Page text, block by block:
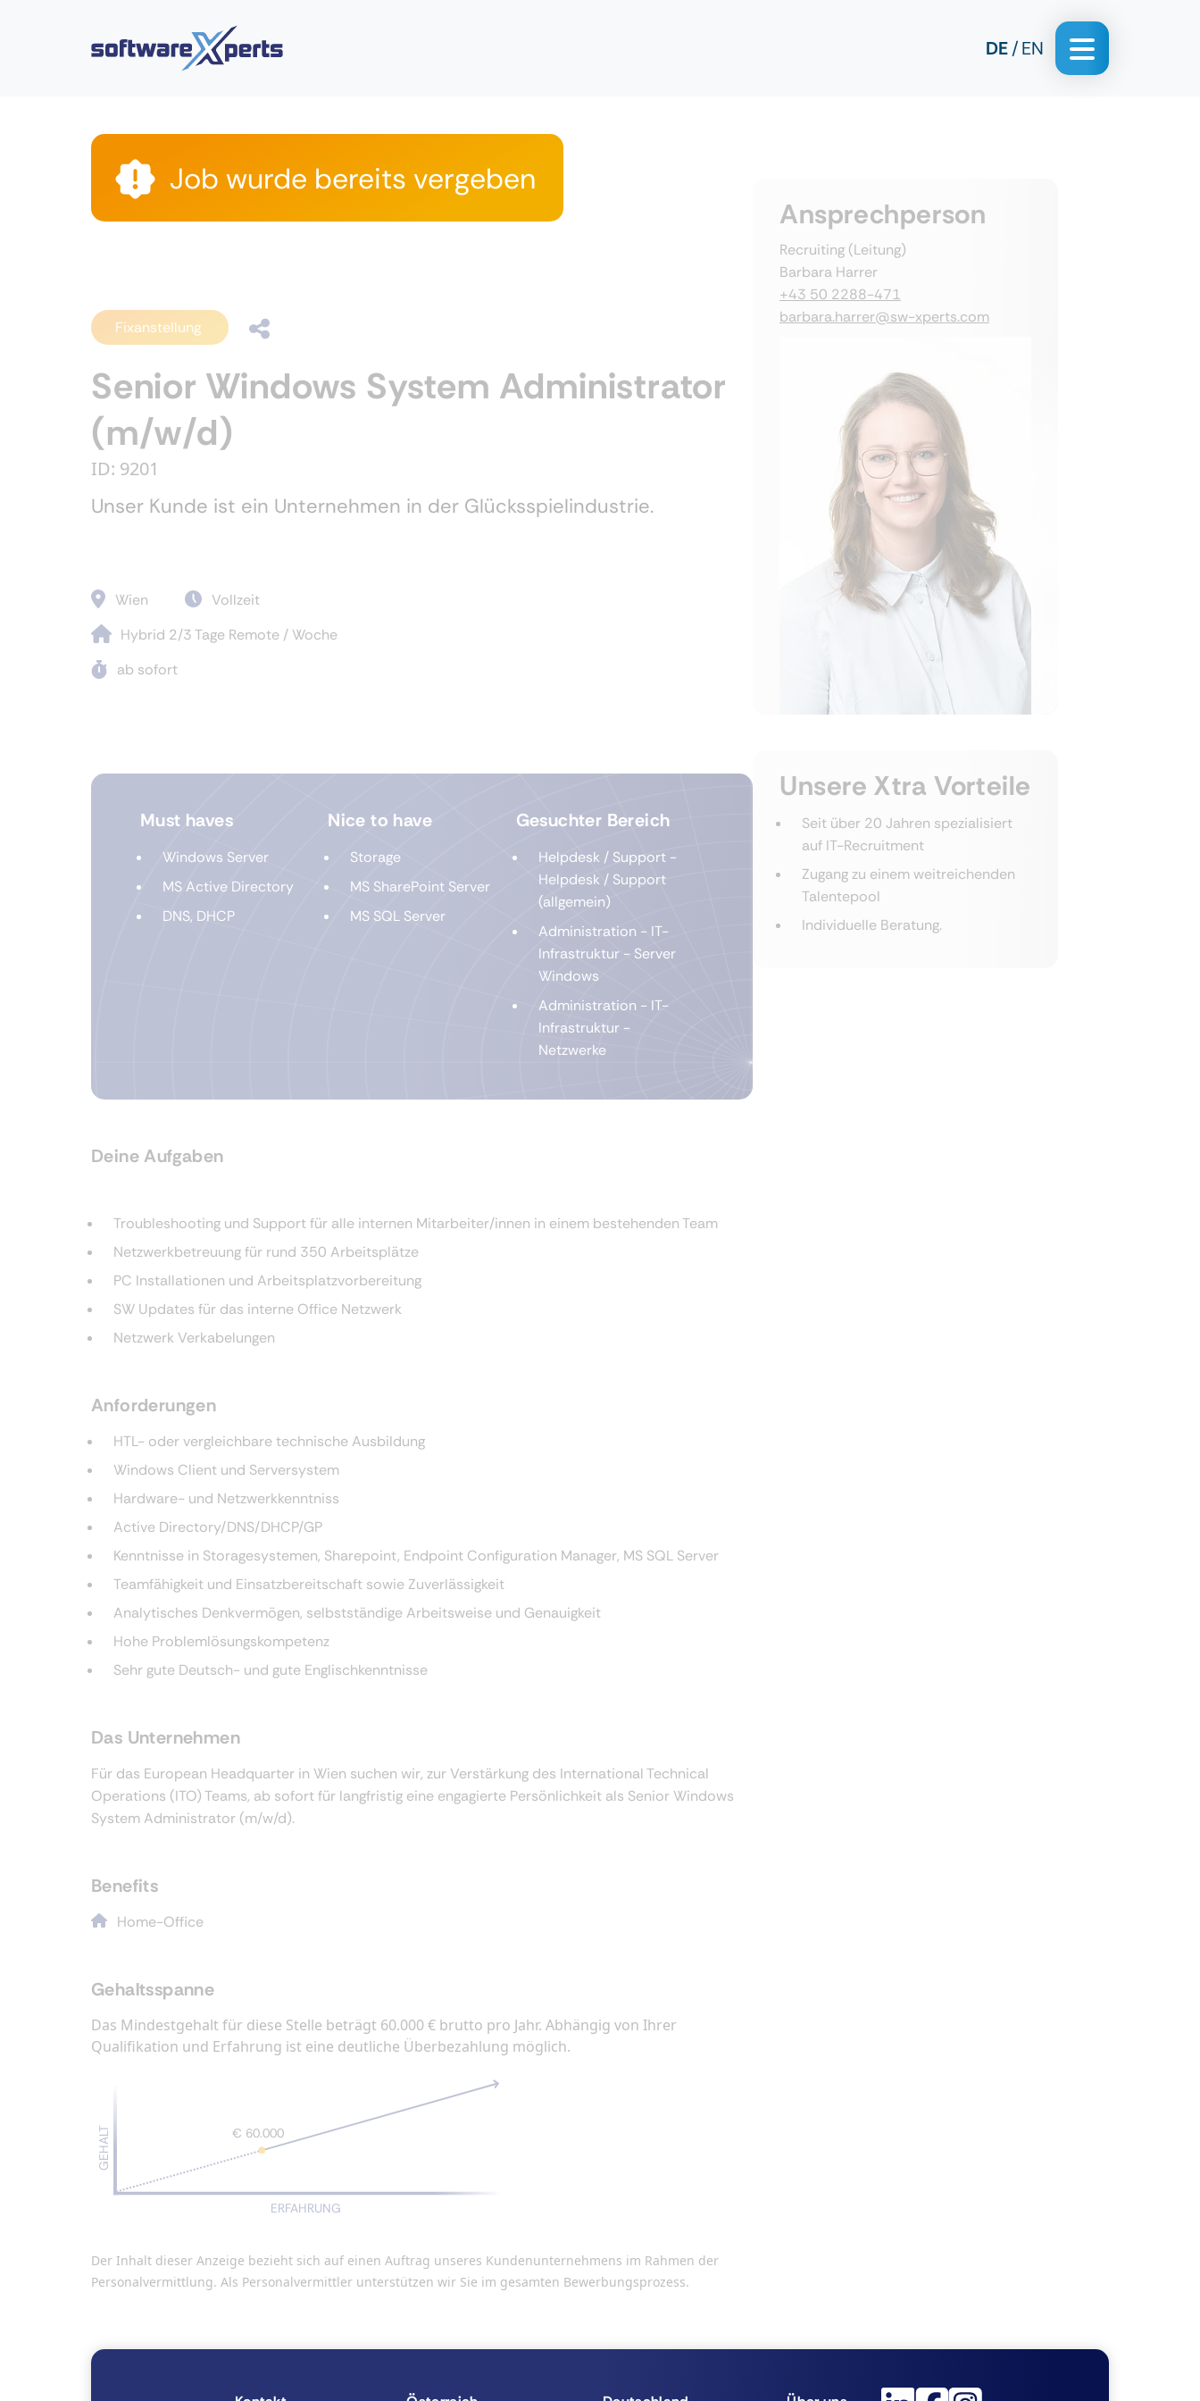
DE EN
Job wurde bereits vergeben
Fixanstellung
Senior Windows System Administrator
(m/w/d)
ID: 9201
Unser Kunde ist ein Unternehmen in der Glücksspielindustrie.
Wien
Vollzeit
Hybrid 2/3 Tage Remote / Woche
ab sofort
Must haves
Windows Server
MS Active Directory
DNS, DHCP
Nice to have
Storage
MS SharePoint Server
MS SQL Server
Gesuchter Bereich
Helpdesk / Support -
Helpdesk / Support
(allgemein)
Administration - IT-
Infrastruktur - Server
Windows
Administration - IT-
Infrastruktur -
Netzwerke
Deine Aufgaben
Troubleshooting und Support für alle internen Mitarbeiter/innen in einem bestehenden Team
Netzwerkbetreuung für rund 350 Arbeitsplätze
PC Installationen und Arbeitsplatzvorbereitung
SW Updates für das interne Office Netzwerk
Netzwerk Verkabelungen
Anforderungen
HTL- oder vergleichbare technische Ausbildung
Windows Client und Serversystem
Hardware- und Netzwerkkenntniss
Active Directory/DNS/DHCP/GP
Kenntnisse in Storagesystemen, Sharepoint, Endpoint Configuration Manager, MS SQL Server
Teamfähigkeit und Einsatzbereitschaft sowie Zuverlässigkeit
Analytisches Denkvermögen, selbstständige Arbeitsweise und Genauigkeit
Hohe Problemlösungskompetenz
Sehr gute Deutsch- und gute Englischkenntnisse
Das Unternehmen
Für das European Headquarter in Wien suchen wir, zur Verstärkung des International Technical
Operations (ITO) Teams, ab sofort für langfristig eine engagierte Persönlichkeit als Senior Windows
System Administrator (m/w/d).
Benefits
Home-Office
Gehaltsspanne
Das Mindestgehalt für diese Stelle beträgt 60.000 € brutto pro Jahr. Abhängig von Ihrer
Qualifikation und Erfahrung ist eine deutliche Überbezahlung möglich.
GEHALT
ERFAHRUNG
€ 60.000
Der Inhalt dieser Anzeige bezieht sich auf einen Auftrag unseres Kundenunternehmens im Rahmen der
Personalvermittlung. Als Personalvermittler unterstützen wir Sie im gesamten Bewerbungsprozess.
Ansprechperson
Recruiting (Leitung)
Barbara Harrer
+43 50 2288-471
barbara.harrer@sw-xperts.com
Unsere Xtra Vorteile
Seit über 20 Jahren spezialisiert
auf IT-Recruitment
Zugang zu einem weitreichenden
Talentepool
Individuelle Beratung.